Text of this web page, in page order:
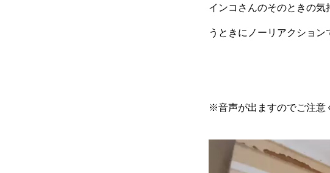
インコさんのそのときの
うときにノーリアクション
※音声が出ますのでご注意